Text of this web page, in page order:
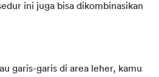
ini juga bisa dikombinasikan
garis-garis di area leher, kamu